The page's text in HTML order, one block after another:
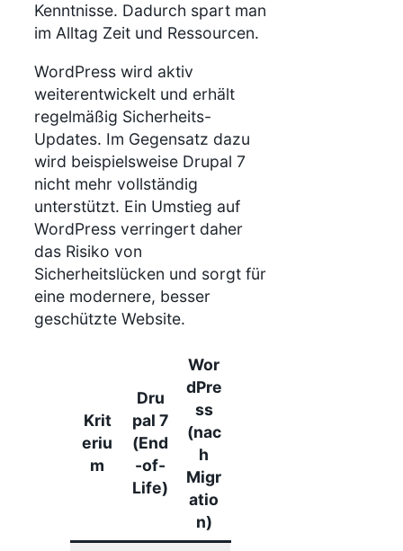
Kenntnisse. Dadurch spart man
im Alltag Zeit und Ressourcen.
WordPress wird aktiv
weiterentwickelt und erhält
regelmäßig Sicherheits-
Updates. Im Gegensatz dazu
wird beispielsweise Drupal 7
nicht mehr vollständig
unterstützt. Ein Umstieg auf
WordPress verringert daher
das Risiko von
Sicherheitslücken und sorgt für
eine modernere, besser
geschützte Website.
Krit
eriu
m
Dru
pal 7
(End
-of-
Life)
Wor
dPre
ss
(nac
h
Migr
atio
n)